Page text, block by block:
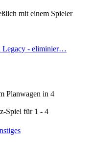
mit einem Spieler
Legacy - eliminier…
Planwagen in 4
Spiel für 1 - 4